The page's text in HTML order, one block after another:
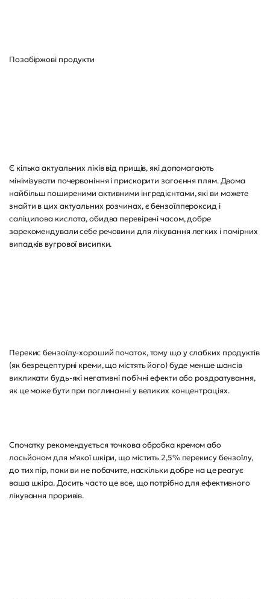
Позабіржові продукти
Є кілька актуальних ліків від прищів, які допомагають
мінімізувати почервоніння і прискорити загоєння плям. Двома
найбільш поширеними активними інгредієнтами, які ви можете
знайти в цих актуальних розчинах, є бензоїлпероксид і
саліцилова кислота, обидва перевірені часом, добре
зарекомендували себе речовини для лікування легких і помірних
випадків вугрової висипки.
Перекис бензоїлу-хороший початок, тому що у слабких продуктів
(як безрецептурні креми, що містять його) буде менше шансів
викликати будь-які негативні побічні ефекти або роздратування,
як це може бути при поглинанні у великих концентраціях.
Спочатку рекомендується точкова обробка кремом або
лосьйоном для м'якої шкіри, що містить 2,5% перекису бензоїлу,
до тих пір, поки ви не побачите, наскільки добре на це реагує
ваша шкіра. Досить часто це все, що потрібно для ефективного
лікування проривів.